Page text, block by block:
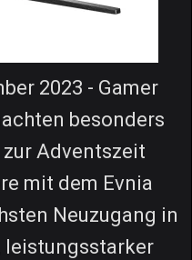
2023 - Gamer
besonders
Adventszeit
mit dem Evnia
Neuzugang in
leistungsstarker